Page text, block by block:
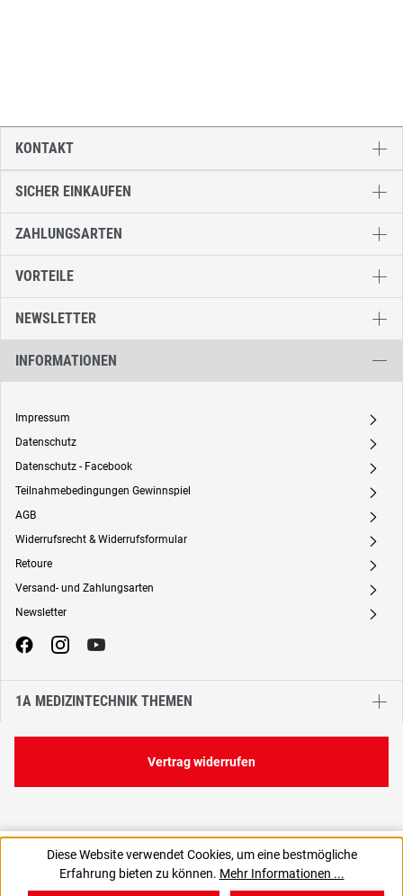
7,44 €
74,40 € / 1 Liter
SICHER EINKAUFEN
ZAHLUNGSARTEN
VORTEILE
NEWSLETTER
INFORMATIONEN
Impressum A
Datenschutz A
Datenschutz - Facebook A
Teilnahmebedingungen Gewinnspiel A
AGB A
Widerrufsrecht & Widerrufsformular A
Retoure A
Versand- und Zahlungsarten A
Newsletter A
1A MEDIZINTECHNIK THEMEN
KONTAKT
Vertrag widerrufen
Diese Website verwendet Cookies, um eine bestmögliche
Erfahrung bieten zu können. Mehr Informationen ...